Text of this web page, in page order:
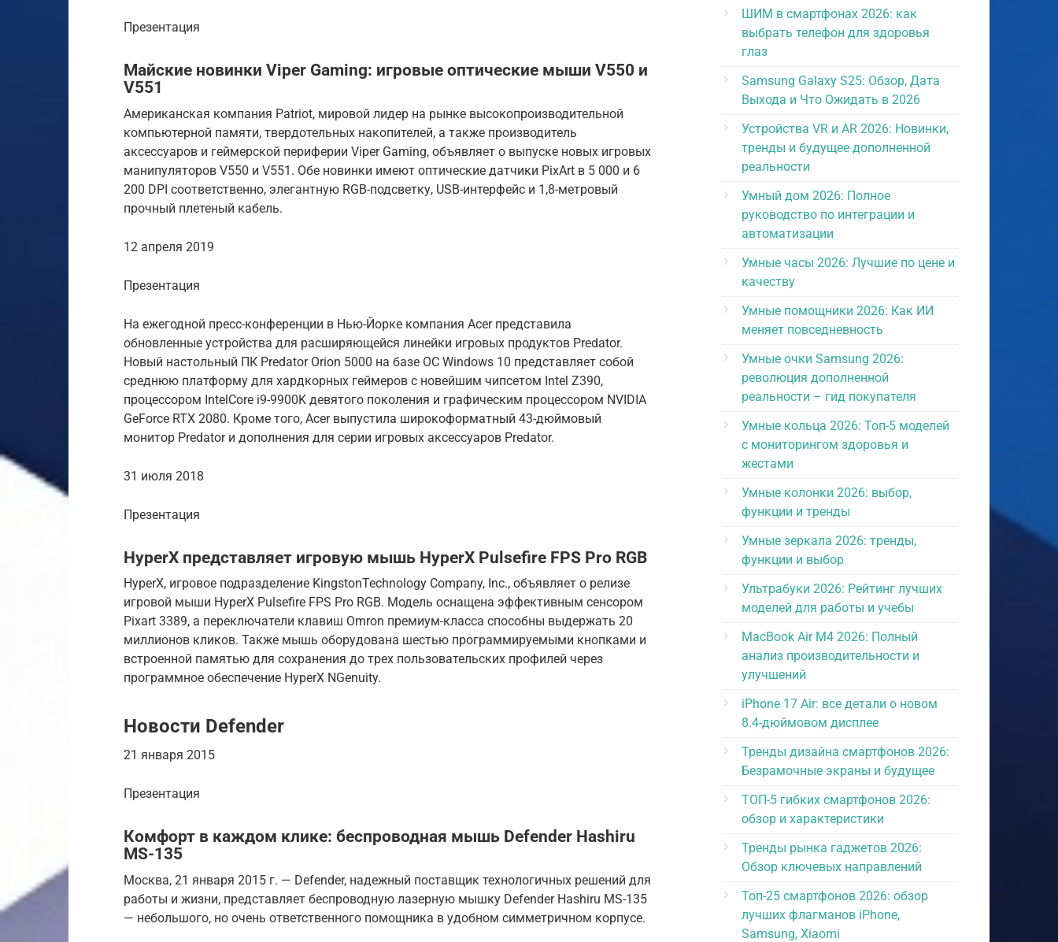
Презентация
Майские новинки Viper Gaming: игровые оптические мыши V550 и
V551
Американская компания Patriot, мировой лидер на рынке высокопроизводительной
компьютерной памяти, твердотельных накопителей, а также производитель
аксессуаров и геймерской периферии Viper Gaming, объявляет о выпуске новых игровых
манипуляторов V550 и V551. Обе новинки имеют оптические датчики PixArt в 5 000 и 6
200 DPI соответственно, элегантную RGB-подсветку, USB-интерфейс и 1,8-метровый
прочный плетеный кабель.
12 апреля 2019
Презентация
На ежегодной пресс-конференции в Нью-Йорке компания Acer представила
обновленные устройства для расширяющейся линейки игровых продуктов Predator.
Новый настольный ПК Predator Orion 5000 на базе ОС Windows 10 представляет собой
среднюю платформу для хардкорных геймеров с новейшим чипсетом Intel Z390,
процессором IntelCore i9-9900K девятого поколения и графическим процессором NVIDIA
GeForce RTX 2080. Кроме того, Acer выпустила широкоформатный 43-дюймовый
монитор Predator и дополнения для серии игровых аксессуаров Predator.
31 июля 2018
Презентация
HyperX представляет игровую мышь HyperX Pulsefire FPS Pro RGB
HyperX, игровое подразделение KingstonTechnology Company, Inc., объявляет о релизе
игровой мыши HyperX Pulsefire FPS Pro RGB. Модель оснащена эффективным сенсором
Pixart 3389, а переключатели клавиш Omron премиум-класса способны выдержать 20
миллионов кликов. Также мышь оборудована шестью программируемыми кнопками и
встроенной памятью для сохранения до трех пользовательских профилей через
программное обеспечение HyperX NGenuity.
Новости Defender
21 января 2015
Презентация
Комфорт в каждом клике: беспроводная мышь Defender Hashiru
MS-135
Москва, 21 января 2015 г. — Defender, надежный поставщик технологичных решений для
работы и жизни, представляет беспроводную лазерную мышку Defender Hashiru MS-135
— небольшого, но очень ответственного помощника в удобном симметричном корпусе.
ШИМ в смартфонах 2026: как
выбрать телефон для здоровья
глаз
Samsung Galaxy S25: Обзор, Дата
Выхода и Что Ожидать в 2026
Устройства VR и AR 2026: Новинки,
тренды и будущее дополненной
реальности
Умный дом 2026: Полное
руководство по интеграции и
автоматизации
Умные часы 2026: Лучшие по цене и
качеству
Умные помощники 2026: Как ИИ
меняет повседневность
Умные очки Samsung 2026:
революция дополненной
реальности – гид покупателя
Умные кольца 2026: Топ-5 моделей
с мониторингом здоровья и
жестами
Умные колонки 2026: выбор,
функции и тренды
Умные зеркала 2026: тренды,
функции и выбор
Ультрабуки 2026: Рейтинг лучших
моделей для работы и учебы
MacBook Air M4 2026: Полный
анализ производительности и
улучшений
iPhone 17 Air: все детали о новом
8.4-дюймовом дисплее
Тренды дизайна смартфонов 2026:
Безрамочные экраны и будущее
ТОП-5 гибких смартфонов 2026:
обзор и характеристики
Тренды рынка гаджетов 2026:
Обзор ключевых направлений
Топ-25 смартфонов 2026: обзор
лучших флагманов iPhone,
Samsung, Xiaomi